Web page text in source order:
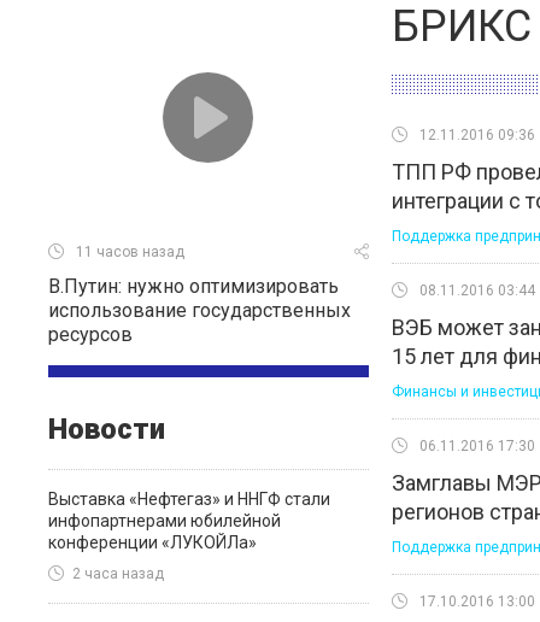
11 часов назад
В.Путин: нужно оптимизировать
использование государственных
ресурсов
Новости
Выставка «Нефтегаз» и ННГФ стали
инфопартнерами юбилейной
конференции «ЛУКОЙЛа»
2 часа назад
БРИКС
12.11.2016 09:36
ТПП РФ
интеграции с
Поддержка
08.11.2016 03:44
ВЭБ может
15 лет для
Финансы и
06.11.2016 17:30
Замглавы МЭР
регионов
Поддержка
17.10.2016 13:00